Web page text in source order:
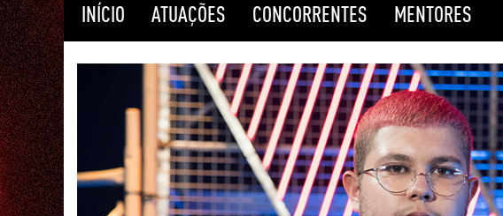
INÍCIO ATUAÇÕES CONCORRENTES MENTORES